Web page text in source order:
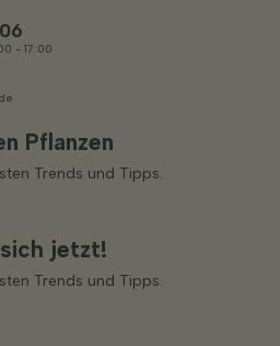
- 17:00
Pflanzen
Trends und Tipps.
jetzt!
Trends und Tipps.